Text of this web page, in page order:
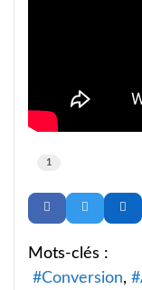
1
Mots-clés :
Conversion